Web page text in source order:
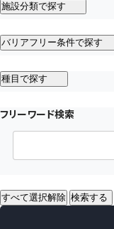
施設分類で探す
バリアフリー条件で探す
種目で探す
フリーワード検索
すべて選択解除 検索する